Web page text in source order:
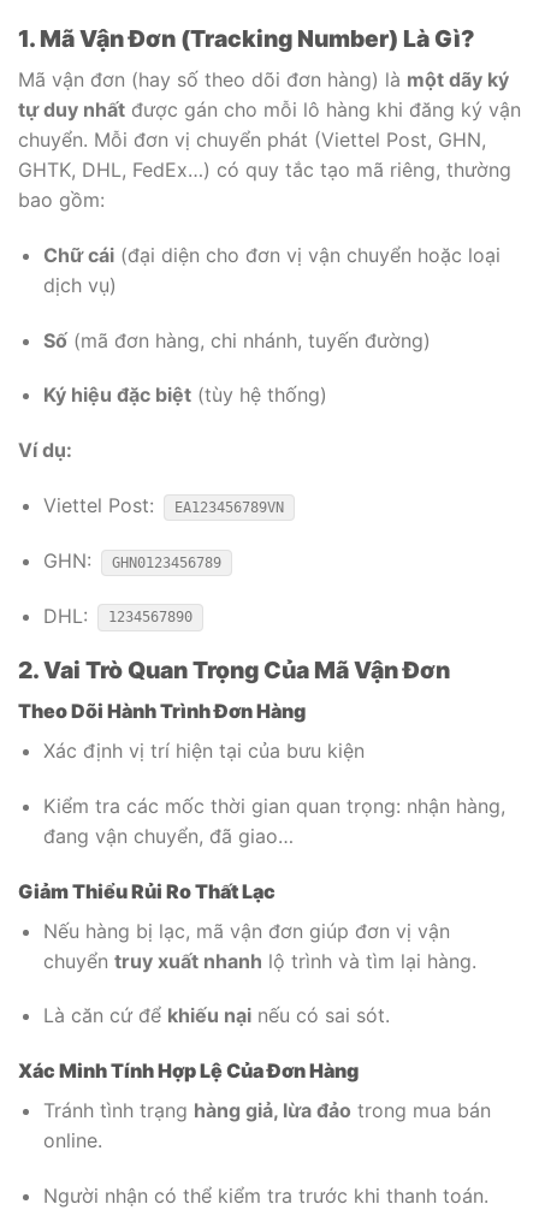
1. Mã Vận Đơn (Tracking Number) Là Gì?
Mã vận đơn (hay số theo dõi đơn hàng) là một dãy ký
tự duy nhất được gán cho mỗi lô hàng khi đăng ký vận
chuyển. Mỗi đơn vị chuyển phát (Viettel Post, GHN,
GHTK, DHL, FedEx…) có quy tắc tạo mã riêng, thường
bao gồm:
Chữ cái(đại diện cho đơn vị vận chuyển hoặc loại
dịch vụ)
Số(mã đơn hàng, chi nhánh, tuyến đường)
Ký hiệu đặc biệt(tùy hệ thống)
Ví dụ:
Viettel Post: EA123456789VN
GHN: GHN0123456789
DHL: 1234567890
2. Vai Trò Quan Trọng Của Mã Vận Đơn
Theo Dõi Hành Trình Đơn Hàng
Xác định vị trí hiện tại của bưu kiện
Kiểm tra các mốc thời gian quan trọng: nhận hàng,
đang vận chuyển, đã giao…
Giảm Thiểu Rủi Ro Thất Lạc
Nếu hàng bị lạc, mã vận đơn giúp đơn vị vận
chuyển truy xuất nhanh lộ trình và tìm lại hàng.
Là căn cứ để khiếu nạinếu có sai sót.
Xác Minh Tính Hợp Lệ Của Đơn Hàng
Tránh tình trạng hàng giả, lừa đảo trong mua bán
online.
Người nhận có thể kiểm tra trước khi thanh toán.